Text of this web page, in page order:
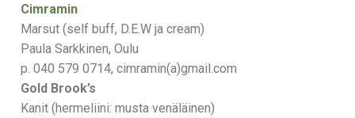
Cimramin
Marsut (self buff, D.E.W ja cream)
Paula Sarkkinen, Oulu
p. 040 579 0714, cimramin(a)gmail.com
Gold Brook’s
Kanit (hermeliini: musta venäläinen)